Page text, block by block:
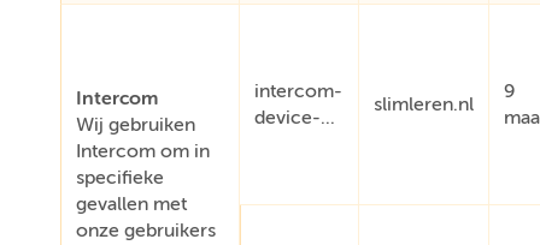
Intercom
Wij gebruiken
Intercom om in
specifieke
gevallen met
onze gebruikers
intercom-
device-...
slimleren.nl
9